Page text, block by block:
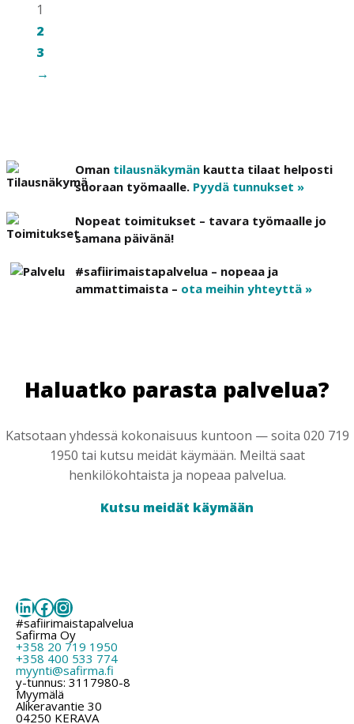
1
2
3
→
Oman tilausnäkymän kautta tilaat helposti
suoraan työmaalle. Pyydä tunnukset »
Nopeat toimitukset – tavara työmaalle jo
samana päivänä!
#safiirimaistapalvelua – nopeaa ja
ammattimaista – ota meihin yhteyttä »
Haluatko parasta palvelua?
Katsotaan yhdessä kokonaisuus kuntoon — soita 020 719
1950 tai kutsu meidät käymään. Meiltä saat
henkilökohtaista ja nopeaa palvelua.
Kutsu meidät käymään
LinkedIn
Facebook
Instagram
#safiirimaistapalvelua
Safirma Oy
+358 20 719 1950
+358 400 533 774
myynti@safirma.fi
y-tunnus: 3117980-8
Myymälä
Alikeravantie 30
04250 KERAVA